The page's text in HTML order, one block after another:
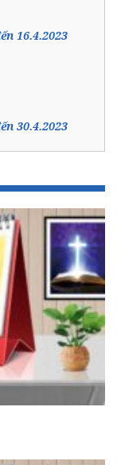
16.4.2023
30.4.2023